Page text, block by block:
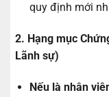
quy định mới
2. Hạng mục
Lãnh sự)
Nếu là nhân